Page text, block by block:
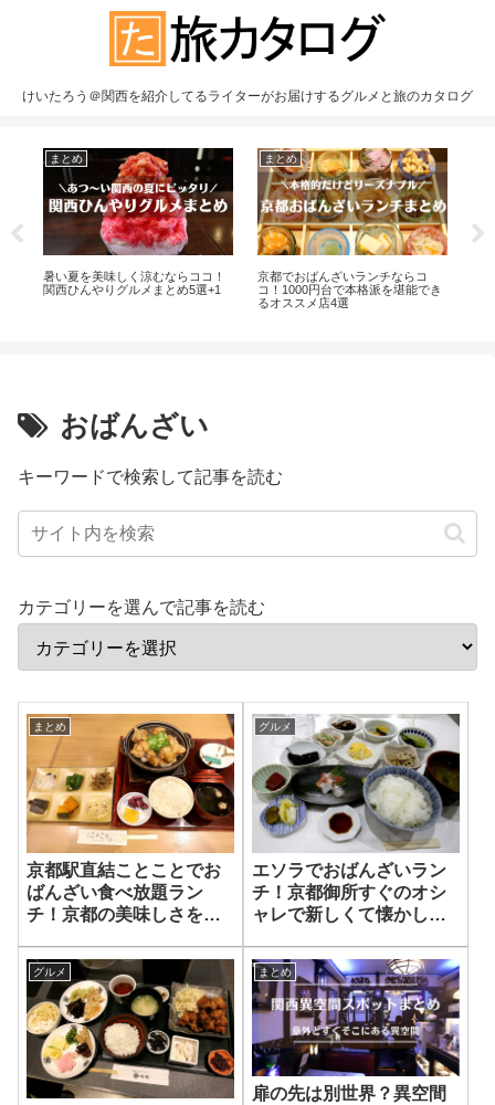
けいたろう＠関西を紹介してるライターがお届けするグルメと旅のカタログ
まとめ
暑い夏を美味しく涼むならココ！
関西ひんやりグルメまとめ5選+1
まとめ
京都でおばんざいランチならコ
コ！1000円台で本格派を堪能でき
るオススメ店4選
おばんざい
キーワードで検索して記事を読む
カテゴリーを選んで記事を読む
まとめ
京都駅直結ことことでお
ばんざい食べ放題ラン
チ！京都の美味しさを手
グルメ
エソラでおばんざいラン
チ！京都御所すぐのオシ
ャレで新しくて懐かしい
グルメ まとめ
扉の先は別世界？異空間